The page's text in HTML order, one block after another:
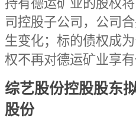
持有德运矿业的股权
司控股子公司，公司
生变化；标的债权成
权不再对德运矿业享有
综艺股份控股股东
股份